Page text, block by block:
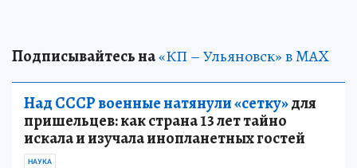
Подписывайтесь на«КП – Ульяновск» в MAX
Над СССР военные натянули «сетку»для
пришельцев: как страна 13 лет тайно
искала и изучала инопланетных гостей
НАУКА